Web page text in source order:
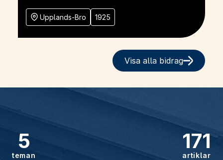
Upplands-Bro 1925
Visa alla bidrag
5
teman
171
artiklar